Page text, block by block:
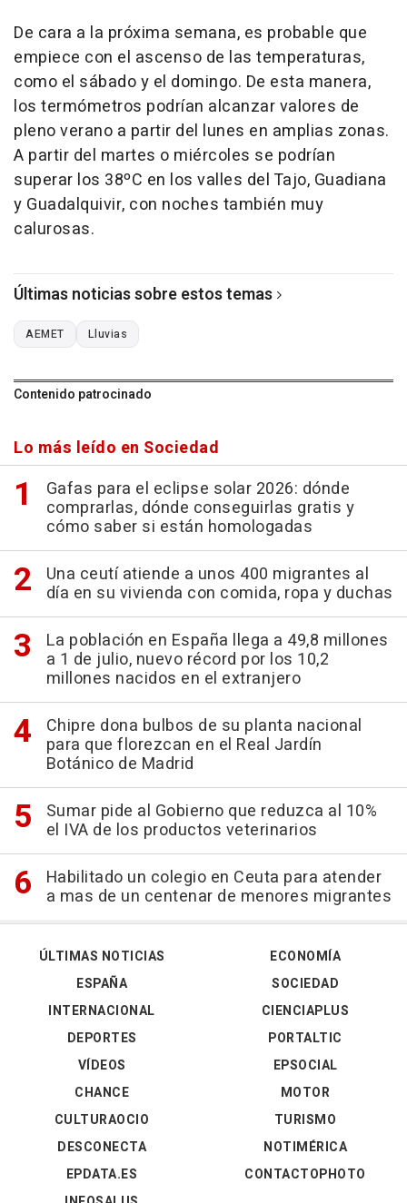
De cara a la próxima semana, es probable que
empiece con el ascenso de las temperaturas,
como el sábado y el domingo. De esta manera,
los termómetros podrían alcanzar valores de
pleno verano a partir del lunes en amplias zonas.
A partir del martes o miércoles se podrían
superar los 38ºC en los valles del Tajo, Guadiana
y Guadalquivir, con noches también muy
calurosas.
Últimas noticias sobre estos temas
AEMET Lluvias
Contenido patrocinado
Lo más leído en Sociedad
Gafas para el eclipse solar 2026: dónde
comprarlas, dónde conseguirlas gratis y
cómo saber si están homologadas
Una ceutí atiende a unos 400 migrantes al
día en su vivienda con comida, ropa y duchas
La población en España llega a 49,8 millones
a 1 de julio, nuevo récord por los 10,2
millones nacidos en el extranjero
Chipre dona bulbos de su planta nacional
para que florezcan en el Real Jardín
Botánico de Madrid
Sumar pide al Gobierno que reduzca al 10%
el IVA de los productos veterinarios
Habilitado un colegio en Ceuta para atender
a mas de un centenar de menores migrantes
ÚLTIMAS NOTICIAS
ESPAÑA
INTERNACIONAL
DEPORTES
VÍDEOS
ECONOMÍA
SOCIEDAD
CIENCIAPLUS
PORTALTIC
EPSOCIAL
CHANCE
CULTURAOCIO
DESCONECTA
EPDATA.ES
MOTOR
TURISMO
NOTIMÉRICA
CONTACTOPHOTO